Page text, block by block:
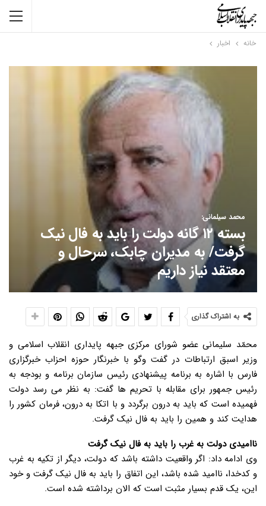
خانه اخبار
محمد سیلمانی:
بسته ۱۲ گانه دولت را باید به فال نیک
گرفت/ به مدیران چابک، سرحال و
معتقد نیاز داریم
به اشتراک گذاری
محمّد سلیمانی عضو شورای مرکزی جبهه پایداری انقلاب اسلامی و
وزیر اسبق ارتباطات در گفت وگو با خبرنگار حوزه احزاب خبرگزاری
فارس با اشاره به برنامه پیشنهادی رئیس سازمان برنامه و بودجه به
رئیس جمهور برای مقابله با تحریم ها گفت: به نظر می رسد دولت
فهمیده است که باید به درون برگردد و با اتکا به درون، فرمان کشور را
هدایت کند و همین را باید به فال نیک گرفت.
ناامیدی دولت به غرب را باید به فال نیک گرفت
وی ادامه داد: اگر واقعیت داشته باشد که دولت، دیگر از تکیه به غرب
و کدخدا، ناامید شده باشد، این اتفاق را باید به فال نیک گرفت و خود
این، یک قدم بسیار مثبت است که الان برداشته شده است.